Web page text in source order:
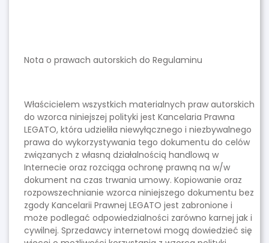
Nota o prawach autorskich do Regulaminu
Właścicielem wszystkich materialnych praw autorskich
do wzorca niniejszej polityki jest Kancelaria Prawna
LEGATO, która udzieliła niewyłącznego i niezbywalnego
prawa do wykorzystywania tego dokumentu do celów
związanych z własną działalnością handlową w
Internecie oraz rozciąga ochronę prawną na w/w
dokument na czas trwania umowy. Kopiowanie oraz
rozpowszechnianie wzorca niniejszego dokumentu bez
zgody Kancelarii Prawnej LEGATO jest zabronione i
może podlegać odpowiedzialności zarówno karnej jak i
cywilnej. Sprzedawcy internetowi mogą dowiedzieć się